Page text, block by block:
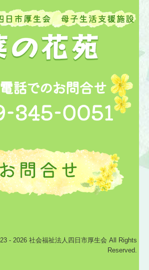
- 2026 社会福祉法人四日市厚生会 All Rights
Reserved.